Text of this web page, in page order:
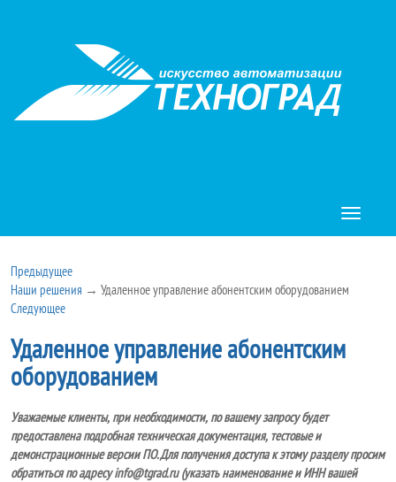
Toggle
Предыдущее
Наши решения → Удаленное управление абонентским оборудованием
Следующее
Удаленное управление абонентским
оборудованием
Уважаемые клиенты, при необходимости, по вашему запросу будет
предоставлена подробная техническая документация, тестовые и
демонстрационные версии ПО. Для получения доступа к этому разделу просим
обратиться по адресу info@tgrad.ru (указать наименование и ИНН вашей